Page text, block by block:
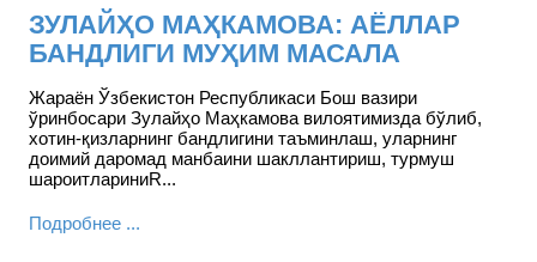
ЗУЛАЙҲО МАҲКАМОВА: АЁЛЛАР
БАНДЛИГИ МУҲИМ МАСАЛА
Жараён Ўзбекистон Республикаси Бош вазири
ўринбосари Зулайҳо Маҳкамова вилоятимизда бўлиб,
хотин-қизларнинг бандлигини таъминлаш, уларнинг
доимий даромад манбаини шакллантириш, турмуш
шароитлариниR...
Подробнее ...